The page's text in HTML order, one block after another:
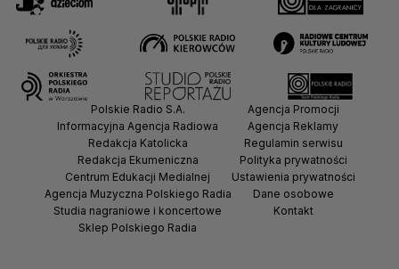
Polskie Radio S.A.
Informacyjna Agencja Radiowa
Redakcja Katolicka
Redakcja Ekumeniczna
Centrum Edukacji Medialnej
Agencja Muzyczna Polskiego Radia
Studia nagraniowe i koncertowe
Sklep Polskiego Radia
Agencja Promocji
Agencja Reklamy
Regulamin serwisu
Polityka prywatności
Ustawienia prywatności
Dane osobowe
Kontakt